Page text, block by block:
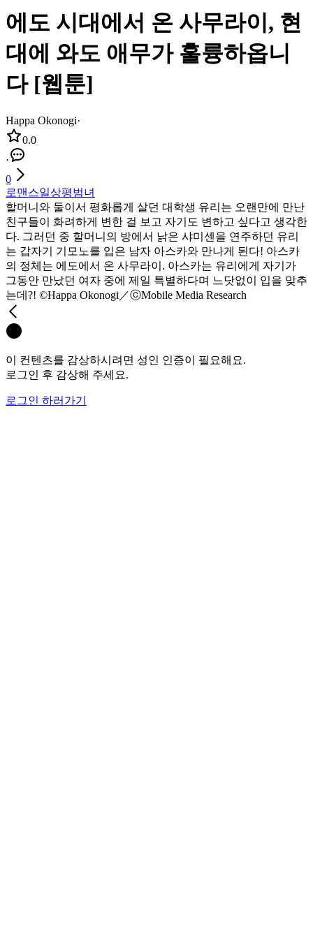
에도 시대에서 온 사무라이, 현
대에 와도 애무가 훌륭하옵니
다 [웹툰]
Happa Okonogi·
0.0
·
0
로맨스일상평범녀
할머니와 둘이서 평화롭게 살던 대학생 유리는 오랜만에 만난
친구들이 화려하게 변한 걸 보고 자기도 변하고 싶다고 생각한
다. 그러던 중 할머니의 방에서 낡은 샤미센을 연주하던 유리
는 갑자기 기모노를 입은 남자 아스카와 만나게 된다! 아스카
의 정체는 에도에서 온 사무라이. 아스카는 유리에게 자기가
그동안 만났던 여자 중에 제일 특별하다며 느닷없이 입을 맞추
는데?! ©Happa Okonogi／ⓒMobile Media Research
이 컨텐츠를 감상하시려면 성인 인증이 필요해요.
로그인 후 감상해 주세요.
로그인 하러가기